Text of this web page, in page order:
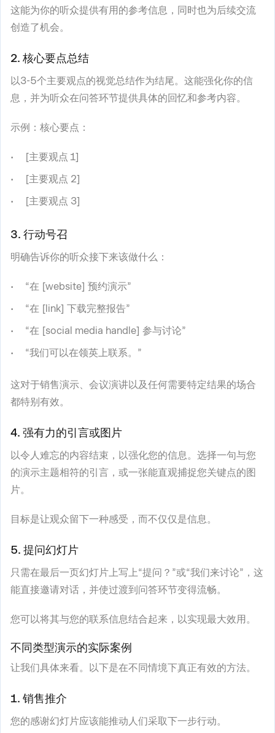
这能为你的听众提供有用的参考信息，同时也为后续交流
创造了机会。
2. 核心要点总结
以3-5个主要观点的视觉总结作为结尾。这能强化你的信
息，并为听众在问答环节提供具体的回忆和参考内容。
示例：核心要点：
[主要观点 1]
[主要观点 2]
[主要观点 3]
3. 行动号召
明确告诉你的听众接下来该做什么：
“在 [website] 预约演示”
“在 [link] 下载完整报告”
“在 [social media handle] 参与讨论”
“我们可以在领英上联系。”
这对于销售演示、会议演讲以及任何需要特定结果的场合
都特别有效。
4. 强有力的引言或图片
以令人难忘的内容结束，以强化您的信息。选择一句与您
的演示主题相符的引言，或一张能直观捕捉您关键点的图
片。
目标是让观众留下一种感受，而不仅仅是信息。
5. 提问幻灯片
只需在最后一页幻灯片上写上“提问？”或“我们来讨论”，这
能直接邀请对话，并使过渡到问答环节变得流畅。
您可以将其与您的联系信息结合起来，以实现最大效用。
不同类型演示的实际案例
让我们具体来看。以下是在不同情境下真正有效的方法。
1. 销售推介
您的感谢幻灯片应该能推动人们采取下一步行动。